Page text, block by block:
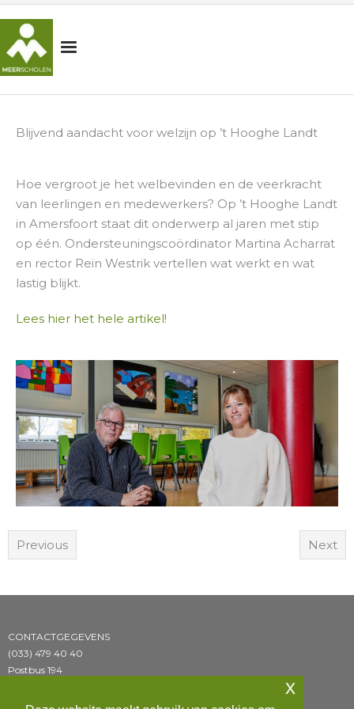
MEERSCHOLEN
ORGANISATIE
OUDERS
Contact
Blijvend aandacht voor welzijn op ’t Hooghe Landt
Hoe vergroot je het welbevinden en de veerkracht
van leerlingen en medewerkers? Op ’t Hooghe Landt
in Amersfoort staat dit onderwerp al jaren met stip
op één. Ondersteuningscoördinator Martina Acharrat
en rector Rein Westrik vertellen wat werkt en wat
lastig blijkt.
Lees hier het hele artikel!
Previous Next
CONTACTGEGEVENS
(033) 479 40 40
Postbus 194
x